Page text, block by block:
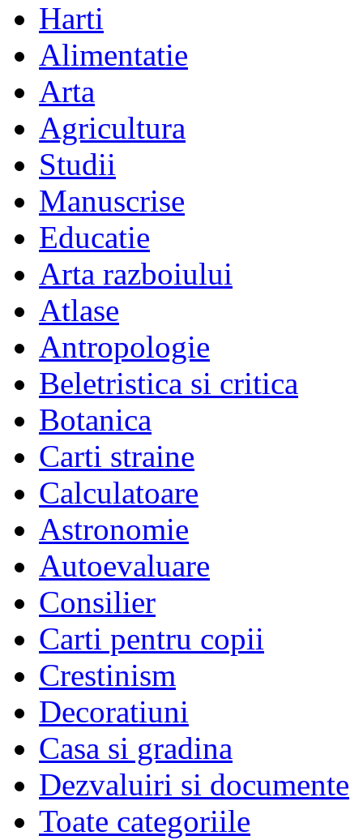
Harti
Alimentatie
Arta
Agricultura
Studii
Manuscrise
Educatie
Arta razboiului
Atlase
Antropologie
Beletristica si critica
Botanica
Carti straine
Calculatoare
Astronomie
Autoevaluare
Consilier
Carti pentru copii
Crestinism
Decoratiuni
Casa si gradina
Dezvaluiri si documente
Toate categoriile